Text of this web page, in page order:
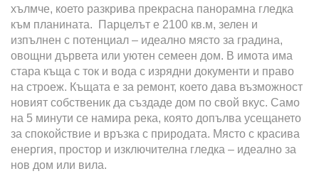
хълмче, което разкрива прекрасна панорамна гледка
към планината. Парцелът е 2100 кв.м, зелен и
изпълнен с потенциал – идеално място за градина,
овощни дървета или уютен семеен дом. В имота има
стара къща с ток и вода с изрядни документи и право
на строеж. Къщата е за ремонт, което дава възможност
новият собственик да създаде дом по свой вкус. Само
на 5 минути се намира река, която допълва усещането
за спокойствие и връзка с природата. Място с красива
енергия, простор и изключителна гледка – идеално за
нов дом или вила.